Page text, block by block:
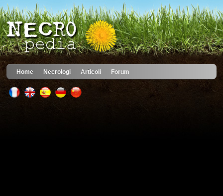
Home Necrologi Articoli Forum